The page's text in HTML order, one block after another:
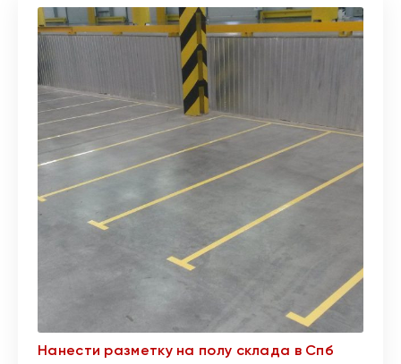
Нанести разметку на полу склада в Спб